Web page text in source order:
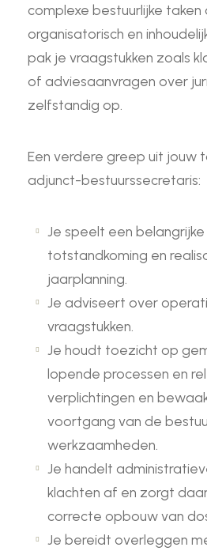
complexe bestuurlijke taken
organisatorisch en
pak je vraagstukken zoals
of adviesaanvragen over
zelfstandig op.
Een verdere greep uit jouw
adjunct-bestuurssecretaris:
Je speelt een belangrijke
totstandkoming en
jaarplanning.
Je adviseert over
vraagstukken.
Je houdt toezicht op
lopende processen en
verplichtingen en
voortgang van de
werkzaamheden.
Je handelt
klachten af en zorgt
correcte opbouw van
Je bereidt overleggen